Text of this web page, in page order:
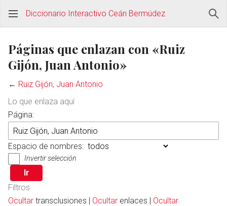
Diccionario Interactivo Ceán Bermúdez
Páginas que enlazan con «Ruiz
Gijón, Juan Antonio»
← Ruiz Gijón, Juan Antonio
Lo que enlaza aquí
Página:
Espacio de nombres:
Invertir selección
Filtros
Ocultar transclusiones | Ocultar enlaces | Ocultar